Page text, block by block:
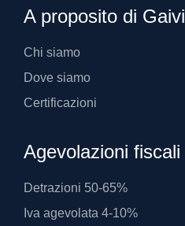
A proposito di Gaivi
Chi siamo
Dove siamo
Certificazioni
Agevolazioni fiscali
Detrazioni 50-65%
Iva agevolata 4-10%